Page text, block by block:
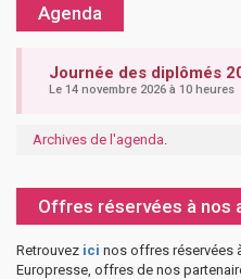
Agenda
Journée des diplômés
Le 14 novembre 2026 à 10 heures
Archives de l'agenda
Offres réservées à nos
Retrouvez ici nos offres réservées
Europresse, offres de nos